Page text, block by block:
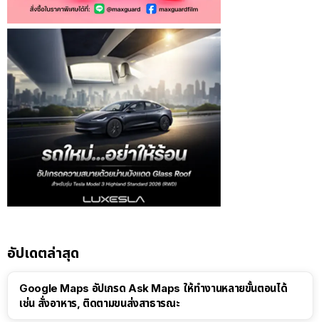
อัปเดตล่าสุด
Google Maps อัปเกรด Ask Maps ให้ทำงานหลายขั้นตอนได้
เช่น สั่งอาหาร, ติดตามขนส่งสาธารณะ